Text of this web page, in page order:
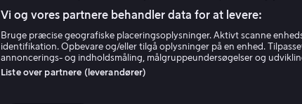
Vi og vores partnere behandler data for at levere:
Bruge præcise geografiske placeringsoplysninger. Aktivt scanne
identifikation. Opbevare og/eller tilgå oplysninger på en enhed.
annoncerings- og indholdsmåling, målgruppeundersøgelser og
Liste over partnere (leverandører)